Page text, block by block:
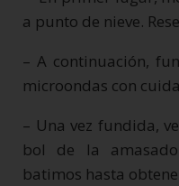
a punto de nieve.
– A continuación,
microondas con
– Una vez fundida,
bol de la
batimos hasta